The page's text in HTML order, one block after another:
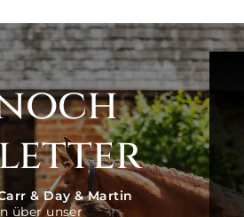
& Day & Martin
über unser